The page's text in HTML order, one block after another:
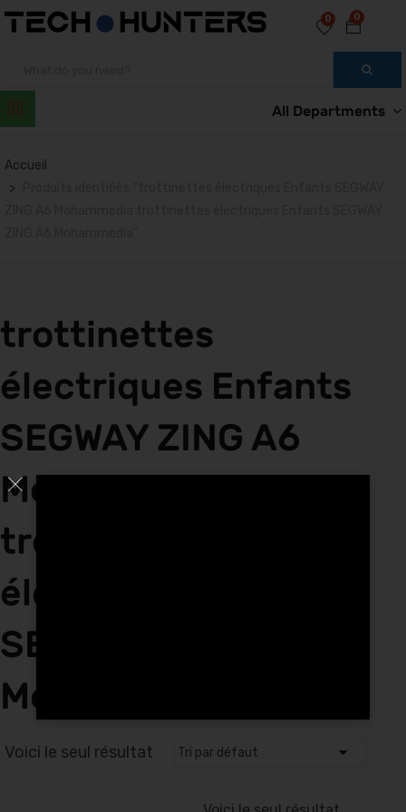
0
0
All Departments
Accueil
trottinettes
électriques Enfants
SEGWAY ZING A6
Mohammedia
trottinettes
électriques Enfants
SEGWAY ZING A6
Mohammedia
Voici le seul résultat